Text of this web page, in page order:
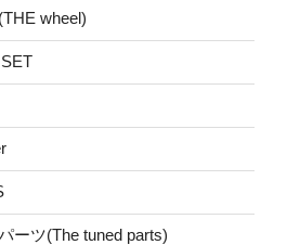
wheel)
ーツ(The tuned parts)